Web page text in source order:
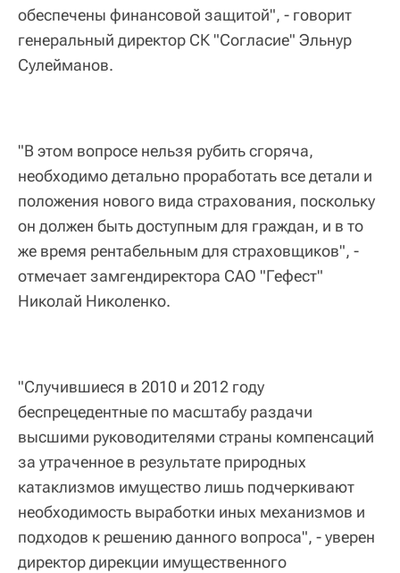
обеспечены финансовой защитой", - говорит
генеральный директор СК "Согласие" Эльнур
Сулейманов.
"В этом вопросе нельзя рубить сгоряча,
необходимо детально проработать все детали и
положения нового вида страхования, поскольку
он должен быть доступным для граждан, и в то
же время рентабельным для страховщиков", -
отмечает замгендиректора САО "Гефест"
Николай Николенко.
"Случившиеся в 2010 и 2012 году
беспрецедентные по масштабу раздачи
высшими руководителями страны компенсаций
за утраченное в результате природных
катаклизмов имущество лишь подчеркивают
необходимость выработки иных механизмов и
подходов к решению данного вопроса", - уверен
директор дирекции имущественного